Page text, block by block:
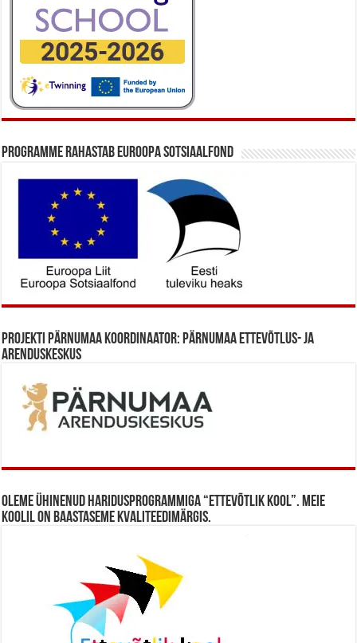
Programme rahastab Euroopa Sotsiaalfond
Projekti Pärnumaa koordinaator: Pärnumaa Ettevõtlus- ja
Arenduskeskus
Oleme ühinenud haridusprogrammiga “Ettevõtlik Kool”. Meie
koolil on baastaseme kvaliteedimärgis.